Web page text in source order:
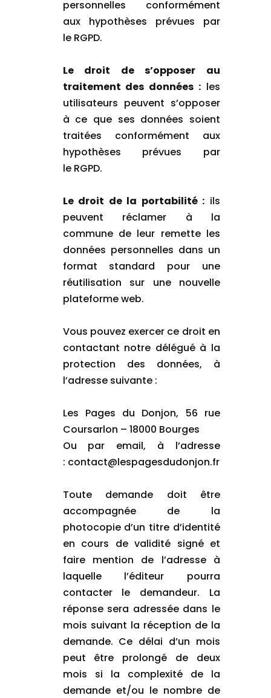
personnelles conformément
aux hypothèses prévues par
le RGPD.
Le droit de s’opposer au
traitement des données : les
utilisateurs peuvent s’opposer
à ce que ses données soient
traitées conformément aux
hypothèses prévues par
le RGPD.
Le droit de la portabilité : ils
peuvent réclamer à la
commune de leur remette les
données personnelles dans un
format standard pour une
réutilisation sur une nouvelle
plateforme web.
Vous pouvez exercer ce droit en
contactant notre délégué à la
protection des données, à
l’adresse suivante :
Les Pages du Donjon, 56 rue
Coursarlon – 18000 Bourges
Ou par email, à l’adresse
: contact@lespagesdudonjon.fr
Toute demande doit être
accompagnée de la
photocopie d’un titre d’identité
en cours de validité signé et
faire mention de l’adresse à
laquelle l’éditeur pourra
contacter le demandeur. La
réponse sera adressée dans le
mois suivant la réception de la
demande. Ce délai d’un mois
peut être prolongé de deux
mois si la complexité de la
demande et/ou le nombre de